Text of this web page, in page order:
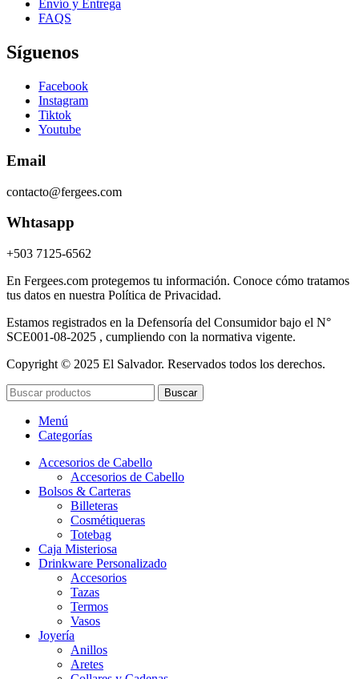
Envío y Entrega
FAQS
Síguenos
Facebook
Instagram
Tiktok
Youtube
Email
contacto@fergees.com
Whtasapp
+503 7125-6562
En Fergees.com protegemos tu información. Conoce cómo tratamos
tus datos en nuestra Política de Privacidad.
Estamos registrados en la Defensoría del Consumidor bajo el N°
SCE001-08-2025 , cumpliendo con la normativa vigente.
Copyright © 2025 El Salvador. Reservados todos los derechos.
Buscar
Menú
Categorías
Accesorios de Cabello
Accesorios de Cabello
Bolsos & Carteras
Billeteras
Cosmétiqueras
Totebag
Caja Misteriosa
Drinkware Personalizado
Accesorios
Tazas
Termos
Vasos
Joyería
Anillos
Aretes